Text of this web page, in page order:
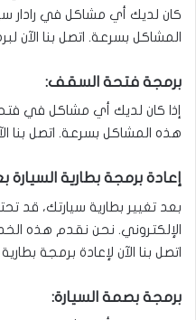
كان لديك أي مشاكل في رادار
المشاكل بسرعة. اتصل بنا الآن
برمجة فتحة السقف:
إذا كان لديك أي مشاكل في
هذه المشاكل بسرعة. اتصل بنا
إعادة برمجة بطارية السيارة
بعد تغيير بطارية سيارتك، قد
الإلكتروني. نحن نقدم هذه
اتصل بنا الآن لإعادة برمجة
برمجة بصمة السيارة: